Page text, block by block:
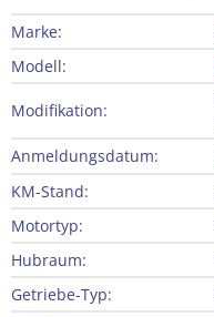
Marke:
Modell:
Modifikation:
Anmeldungsdatum:
KM-Stand:
Motortyp:
Hubraum:
Getriebe-Typ: